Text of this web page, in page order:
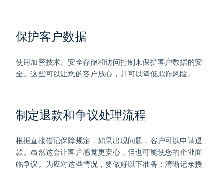
保护客户数据
使用加密技术、安全存储和访问控制来保护客户数据的安
全。这些可以让您的客户放心，并可以降低欺诈风险。
制定退款和争议处理流程
根据直接借记保障规定，如果出现问题，客户可以申请退
款。虽然这会让客户感觉更安心，但也可能使您的企业面
临争议。为应对这些情况，要做好以下准备：清晰记录授